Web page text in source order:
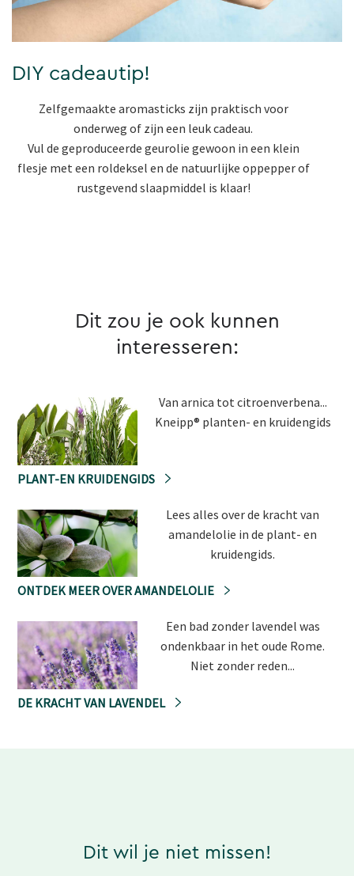
DIY cadeautip!
Zelfgemaakte aromasticks zijn praktisch voor
onderweg of zijn een leuk cadeau.
Vul de geproduceerde geurolie gewoon in een klein
flesje met een roldeksel en de natuurlijke oppepper of
rustgevend slaapmiddel is klaar!
Dit zou je ook kunnen
interesseren:
Van arnica tot citroenverbena...
Kneipp® planten- en kruidengids
PLANT-EN KRUIDENGIDS
Lees alles over de kracht van
amandelolie in de plant- en
kruidengids.
ONTDEK MEER OVER AMANDELOLIE
Een bad zonder lavendel was
ondenkbaar in het oude Rome.
Niet zonder reden...
DE KRACHT VAN LAVENDEL
Dit wil je niet missen!